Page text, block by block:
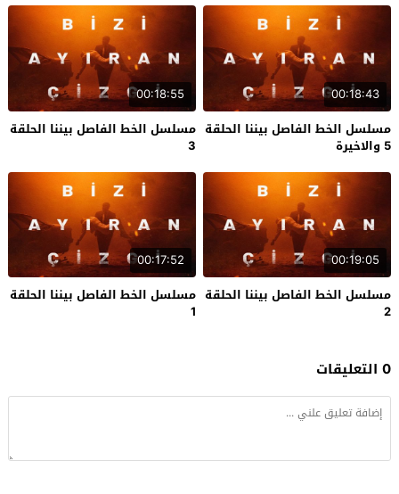
00:18:43
مسلسل الخط الفاصل بيننا الحلقة
5 والاخيرة
00:18:55
مسلسل الخط الفاصل بيننا الحلقة
3
00:19:05
مسلسل الخط الفاصل بيننا الحلقة
2
00:17:52
مسلسل الخط الفاصل بيننا الحلقة
1
0 التعليقات